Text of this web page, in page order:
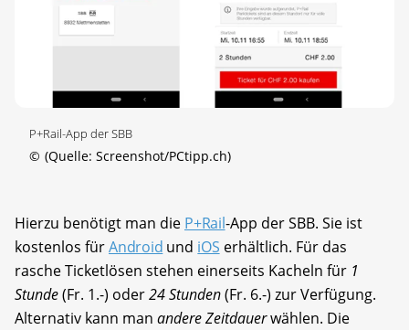
P+Rail-App der SBB
© (Quelle: Screenshot/PCtipp.ch)
Hierzu benötigt man die P+Rail-App der SBB. Sie ist
kostenlos fürAndroid und iOS erhältlich. Für das
rasche Ticketlösen stehen einerseits Kacheln für 1
Stunde(Fr. 1.-) oder24 Stunden(Fr. 6.-) zur Verfügung.
Alternativ kann man andere Zeitdauerwählen. Die